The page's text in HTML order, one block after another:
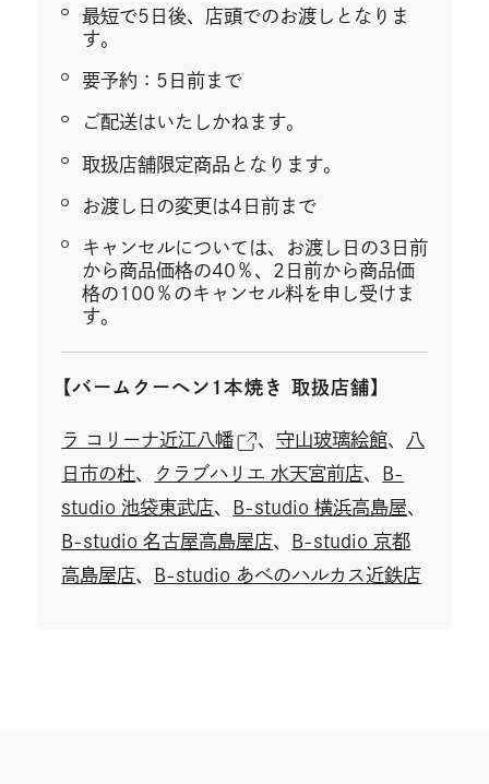
最短で5日後、店頭でのお渡しとなりま
す。
要予約：5日前まで
ご配送はいたしかねます。
取扱店舗限定商品となります。
お渡し日の変更は4日前まで
キャンセルについては、お渡し日の3日前
から商品価格の40％、2日前から商品価
格の100％のキャンセル料を申し受けま
す。
【バームクーヘン1本焼き 取扱店舗】
外
部
サ
イ
ト
ラ コリーナ近江八幡 、 守山玻璃絵館、
八
日市の杜、 クラブハリエ 水天宮前店、
B-
studio 池袋東武店、 B-studio 横浜高島屋、
B-studio 名古屋高島屋店、
B-studio 京都
高島屋店、 B-studio あべのハルカス近鉄店